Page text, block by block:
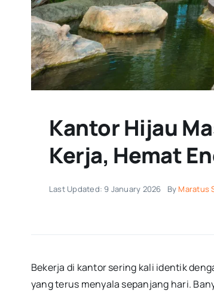
Kantor Hijau
Kerja, Hemat
Last Updated: 9 January 2026 By Maratus
Bekerja di kantor sering kali identik
yang terus menyala sepanjang hari.